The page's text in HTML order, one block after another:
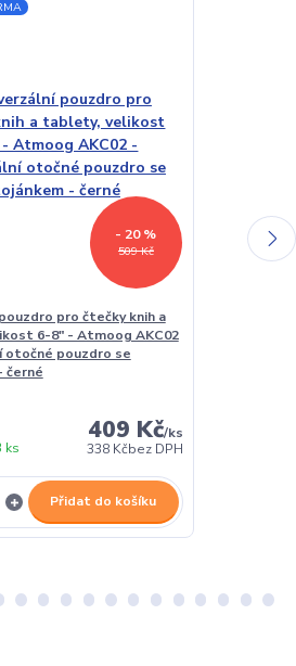
509 Kč
- 20 %
pro čtečky knih a
6-8" - Atmoog AKC02
otočné pouzdro se
černé
409 Kč/ks
338 Kčbez DPH
ks
Přidat do košíku